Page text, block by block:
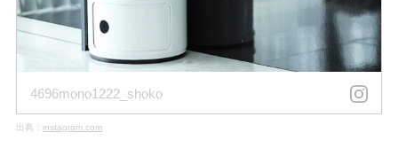
4696mono1222_shoko
出典： instagram.com